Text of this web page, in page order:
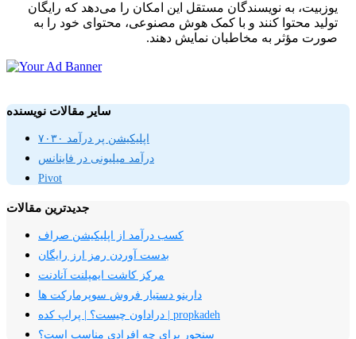
یوزبیت، به نویسندگان مستقل این امکان را می‌دهد که رایگان
تولید محتوا کنند و با کمک هوش مصنوعی، محتوای خود را به
صورت مؤثر به مخاطبان نمایش دهند.
سایر مقالات نویسنده
اپلیکیشن پر درآمد ۷۰۳۰
درآمد میلیونی در فاینانس
Pivot
جدیدترین مقالات
کسب درآمد از اپلیکیشن صراف
بدست آوردن رمز ارز رایگان
مرکز کاشت ایمپلنت آنادنت
دارینو دستیار فروش سوپرمارکت ها
دراداون چیست؟ | پراپ کده | propkadeh
سنجور برای چه افرادی مناسب است؟